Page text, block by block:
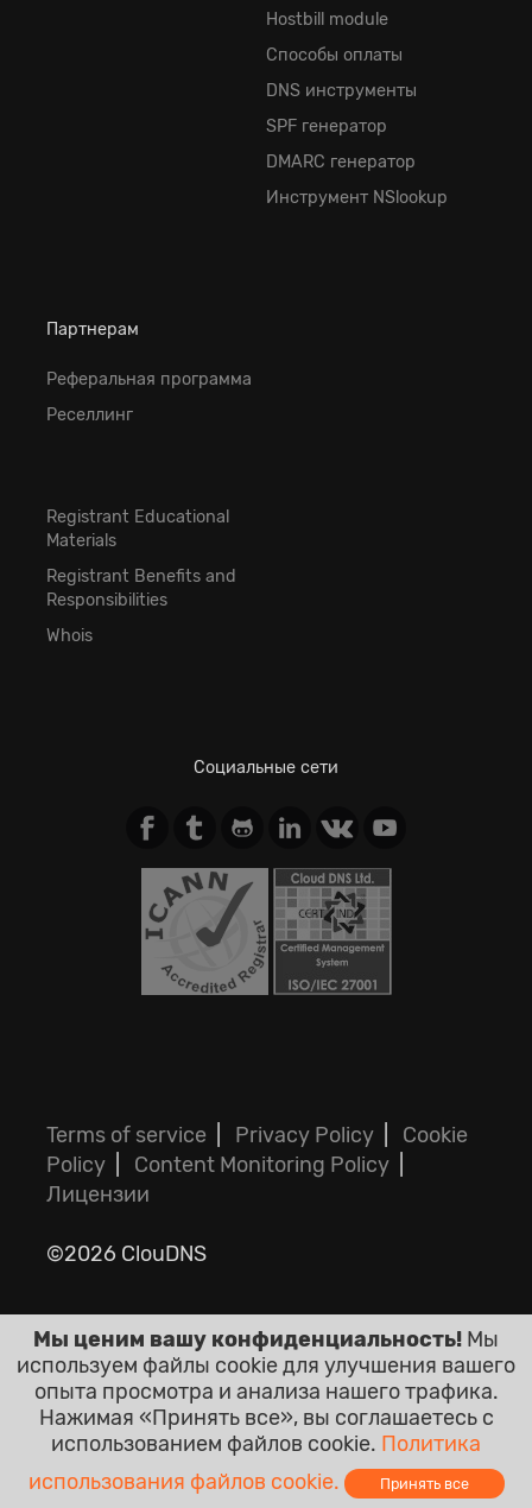
Hostbill module
Способы оплаты
DNS инструменты
SPF генератор
DMARC генератор
Инструмент NSlookup
Партнерам
Реферальная программа
Реселлинг
Registrant Educational
Materials
Registrant Benefits and
Responsibilities
Whois
Социальные сети
Terms of service Privacy Policy
Cookie
Policy
Content Monitoring Policy
Лицензии
©2026 ClouDNS
Все цены являются окончательными и
включают налоги. Никаких других
скрытых платежей!
Мы ценим вашу конфиденциальность! Мы
используем файлы cookie для улучшения вашего
опыта просмотра и анализа нашего трафика.
Нажимая «Принять все», вы соглашаетесь с
использованием файлов cookie. Политика
использования файлов cookie.
Принять все